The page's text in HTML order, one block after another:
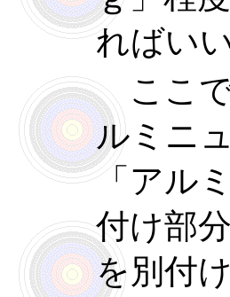
ればい
ここで
ルミニ
「アル
付け部
を別付